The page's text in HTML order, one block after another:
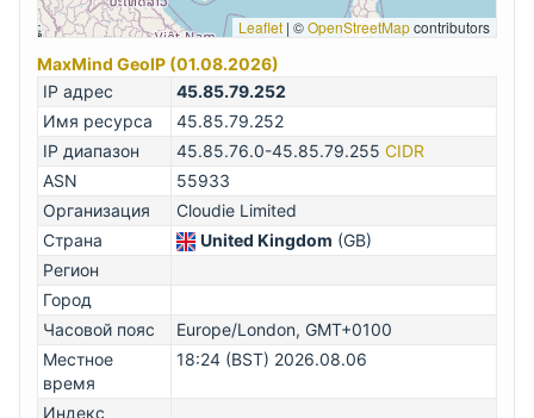
Leaflet | ©OpenStreetMapcontributors
MaxMind GeoIP (01.08.2026)
IP адрес
45.85.79.252
Имя ресурса
45.85.79.252
IP диапазон
45.85.76.0-45.85.79.255 CIDR
ASN
55933
Организация
Cloudie Limited
Страна
United Kingdom (GB)
Регион
Город
Часовой пояс
Europe/London, GMT+0100
Местное
время
18:24 (BST) 2026.08.06
Индекс